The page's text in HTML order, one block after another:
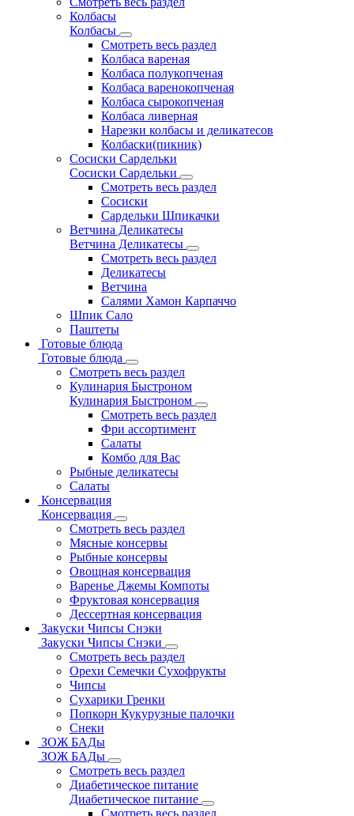
Колбасы
Колбасы
Смотреть весь раздел
Колбаса вареная
Колбаса полукопченая
Колбаса варенокопченая
Колбаса сырокопченая
Колбаса ливерная
Нарезки колбасы и деликатесов
Колбаски(пикник)
Сосиски Сардельки
Сосиски Сардельки
Смотреть весь раздел
Сосиски
Сардельки Шпикачки
Ветчина Деликатесы
Ветчина Деликатесы
Смотреть весь раздел
Деликатесы
Ветчина
Салями Хамон Карпаччо
Шпик Сало
Паштеты
Готовые блюда
Готовые блюда
Смотреть весь раздел
Кулинария Быстроном
Кулинария Быстроном
Смотреть весь раздел
Фри ассортимент
Салаты
Комбо для Вас
Рыбные деликатесы
Салаты
Консервация
Консервация
Смотреть весь раздел
Мясные консервы
Рыбные консервы
Овощная консервация
Варенье Джемы Компоты
Фруктовая консервация
Дессертная консервация
Закуски Чипсы Снэки
Закуски Чипсы Снэки
Смотреть весь раздел
Орехи Семечки Сухофрукты
Чипсы
Сухарики Гренки
Попкорн Кукурузные палочки
Снеки
ЗОЖ БАДы
ЗОЖ БАДы
Смотреть весь раздел
Диабетическое питание
Диабетическое питание
Смотреть весь раздел